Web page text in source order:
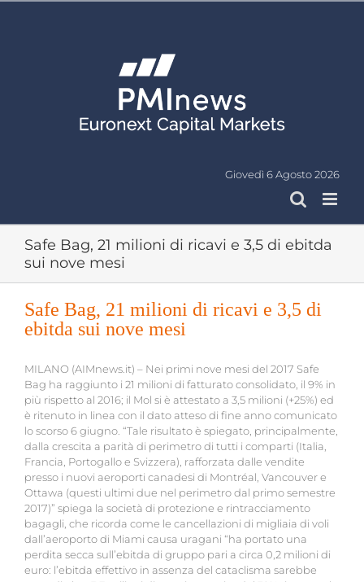
Giovedì 6 Agosto 2026
Safe Bag, 21 milioni di ricavi e 3,5 di ebitda
sui nove mesi
Safe Bag, 21 milioni di ricavi e 3,5 di
ebitda sui nove mesi
MILANO (AIMnews.it) – Nei primi nove mesi del 2017 Safe
Bag ha raggiunto i 21 milioni di fatturato consolidato, il 9% in
più rispetto al 2016; il Mol si è attestato a 3,5 milioni (+25%) ed
è ritenuto in linea con il dato atteso di fine anno comunicato
lo scorso 6 giugno. “Tale risultato è spiegato, principalmente,
dalla crescita a parità di perimetro di tutti i comparti (Italia,
Francia, Portogallo e Svizzera), rafforzata dalle vendite
presso i nuovi aeroporti canadesi di Montréal, Vancouver e
Ottawa (questi ultimi due nel perimetro dal primo semestre
2017)” spiega la società di protezione e rintracciamento
bagagli, che ricorda come le cancellazioni di migliaia di voli
dall’aeroporto di Miami causa uragani “ha portato una
perdita secca sull’ebitda di gruppo pari a circa 0,2 milioni di
euro: l’ebitda effettivo in assenza del cataclisma sarebbe